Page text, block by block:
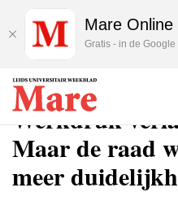
NIEUWS
Werkdruk
Maar de raad
meer
Mare Online
Gratis - in de Google